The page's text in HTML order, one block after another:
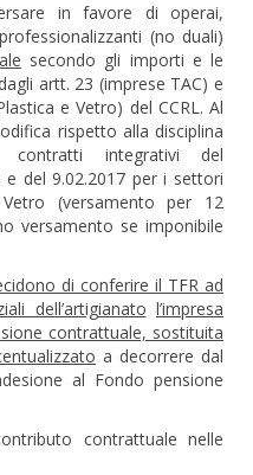
in favore di operai,
(no duali)
secondo gli importi e le
artt. 23 (imprese TAC) e
e Vetro) del CCRL. Al
rispetto alla disciplina
contratti integrativi del
del 9.02.2017 per i settori
(versamento per 12
versamento se imponibile
di conferire il TFR ad
dell’artigianato l’impresa
contrattuale, sostituita
a decorrere dal
al Fondo pensione
contrattuale nelle